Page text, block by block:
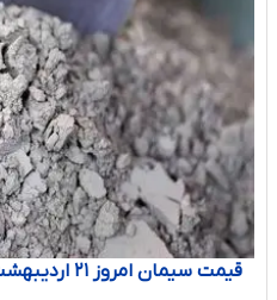
قیمت سیمان امروز ۲۱ اردیبهشت ۱۴۰۴ + جدول